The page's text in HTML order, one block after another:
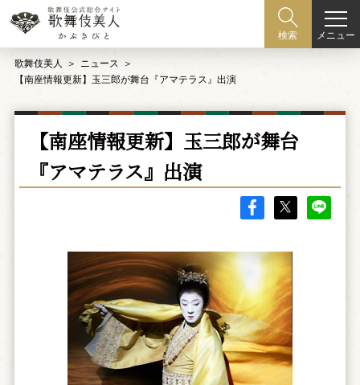
検索 メニュー
歌舞伎美人
ニュース
【南座情報更新】玉三郎が舞台『アマテラス』出演
【南座情報更新】玉三郎が舞台
『アマテラス』出演